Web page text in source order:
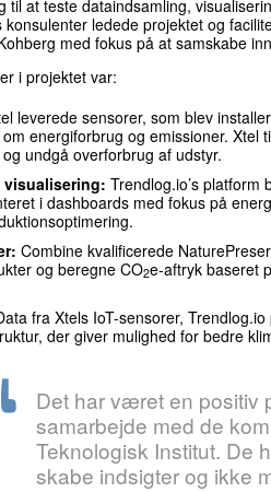
til at teste dataindsamling,
konsulenter ledede projektet og
med fokus på at samskabe
i projektet var:
leverede sensorer, som blev
energiforbrug og emissioner. Xtel
undgå overforbrug af udstyr.
visualisering: Trendlog.io’s platform
i dashboards med fokus på
Combine kvalificerede
og beregne CO2e-aftryk baseret
fra Xtels IoT-sensorer,
der giver mulighed for bedre
Det har været en positiv
samarbejde med de
Teknologisk Institut. De
skabe indsigter og ikke